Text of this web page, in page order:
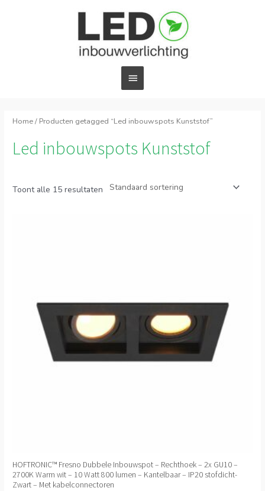
Hoofdmenu
Home/ Producten getagged “Led inbouwspots Kunststof”
Led inbouwspots Kunststof
Toont alle 15 resultaten
HOFTRONIC™ Fresno Dubbele Inbouwspot – Rechthoek – 2x GU10 –
2700K Warm wit – 10 Watt 800 lumen – Kantelbaar – IP20 stofdicht-
Zwart – Met kabelconnectoren